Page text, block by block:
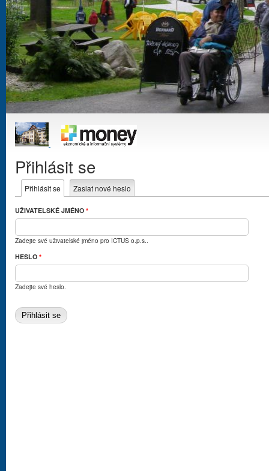
Přihlásit se
Hlavní záložky
Přihlásit se (aktivní záložka)
Zaslat nové heslo
UŽIVATELSKÉ JMÉNO *
Zadejte své uživatelské jméno pro ICTUS o.p.s..
HESLO *
Zadejte své heslo.